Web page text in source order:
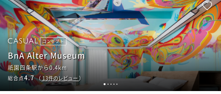
1 2 3 4 5
コンセプト
BnA Alter Museum
祇園四条駅から0.4km
総合点4.7（13件のレビュー）